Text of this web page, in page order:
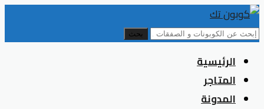
بحث
Skip
content
الرئيسية
المتاجر
المدونة